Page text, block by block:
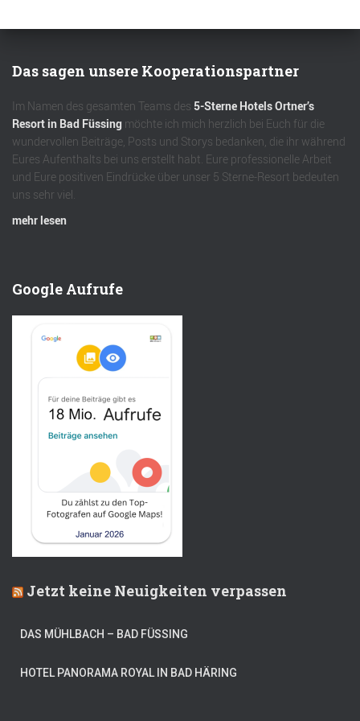
Das sagen unsere Kooperationspartner
Im Namen des gesamten Teams des 5-Sterne Hotels Ortner’s
Resort in Bad Füssing möchte ich mich herzlich bei Euch für die
wundervollen Beiträge, Posts und Storys bedanken, die ihr während
Eures Aufenthalts bei uns erstellt habt. Eure professionelle Arbeit
und Eure positiven Eindrücke über unser 5 Sterne-Resort bedeuten
uns sehr viel.
mehr lesen
Google Aufrufe
Jetzt keine Neuigkeiten verpassen
DAS MÜHLBACH – BAD FÜSSING
HOTEL PANORAMA ROYAL IN BAD HÄRING